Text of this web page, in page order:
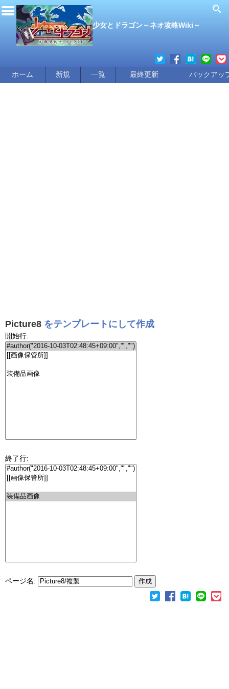
少女とドラゴン～ネオ攻略Wiki～
ホーム 新規 一覧 最終更新 バックアッ
Picture8 をテンプレートにして作成
開始行:
終了行:
ページ名: